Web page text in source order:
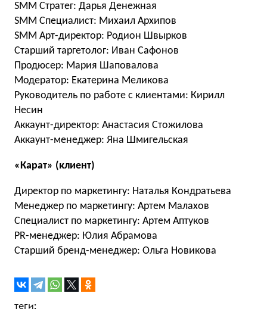
SMM Стратег: Дарья Денежная
SMM Специалист: Михаил Архипов
SMM Арт-директор: Родион Швырков
Старший таргетолог: Иван Сафонов
Продюсер: Мария Шаповалова
Модератор: Екатерина Меликова
Руководитель по работе с клиентами: Кирилл
Несин
Аккаунт-директор: Анастасия Стожилова
Аккаунт-менеджер: Яна Шмигельская
«Карат» (клиент)
Директор по маркетингу: Наталья Кондратьева
Менеджер по маркетингу: Артем Малахов
Специалист по маркетингу: Артем Аптуков
PR-менеджер: Юлия Абрамова
Старший бренд-менеджер: Ольга Новикова